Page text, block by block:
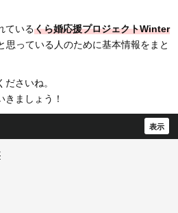
ているくら婚応援プロジェクトWinter
思っている人のために基本情報をまと
さいね。
ましょう！